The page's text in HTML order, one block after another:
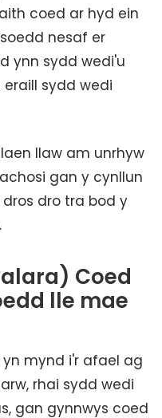
coed ar hyd ein
nesaf er
ynn sydd wedi'u
sydd wedi
llaw am unrhyw
gan y cynllun
dro tra bod y
Coed
lle mae
mynd i'r afael ag
rhai sydd wedi
gan gynnwys coed